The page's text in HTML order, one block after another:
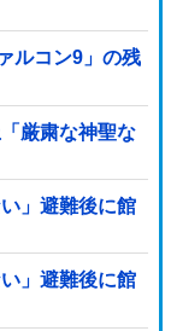
ルコン9」の残
厳粛な神聖な
」避難後に館
」避難後に館